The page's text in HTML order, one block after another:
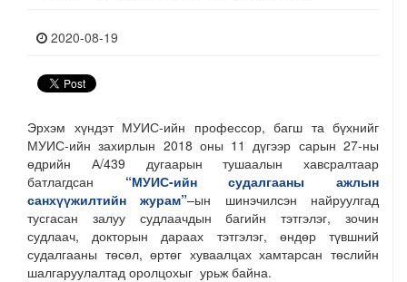
2020-08-19
Эрхэм хүндэт МУИС-ийн профессор, багш та бүхнийг
МУИС-ийн захирлын 2018 оны 11 дүгээр сарын 27-ны
өдрийн А/439 дугаарын тушаалын хавсралтаар
батлагдсан “МУИС-ийн судалгааны ажлын
санхүүжилтийн журам”–ын шинэчилсэн найруулгад
тусгасан залуу судлаачдын багийн тэтгэлэг, зочин
судлаач, докторын дараах тэтгэлэг, өндөр түвшний
судалгааны төсөл, өртөг хуваалцах хамтарсан төслийн
шалгаруулалтад оролцохыг урьж байна.